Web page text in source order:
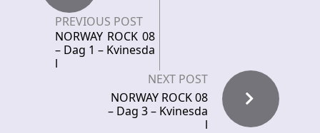
PREVIOUS POST
NORWAY ROCK 08
– Dag 1 – Kvinesda
l
NEXT POST
NORWAY ROCK 08
– Dag 3 – Kvinesda
l